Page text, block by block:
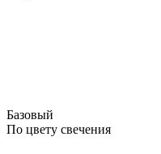
Базовый
По цвету свечения